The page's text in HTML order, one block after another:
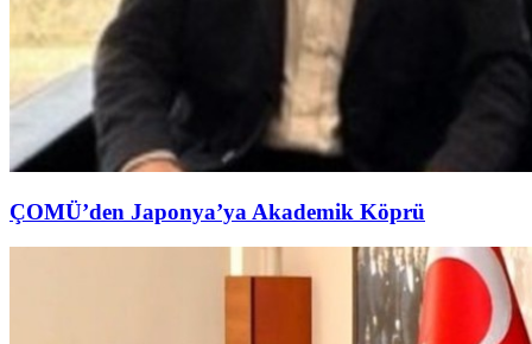
ÇOMÜ’den Japonya’ya Akademik Köprü